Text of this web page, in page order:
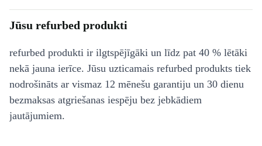
Jūsu refurbed produkti
refurbed produkti ir ilgtspējīgāki un līdz pat 40 % lētāki
nekā jauna ierīce. Jūsu uzticamais refurbed produkts tiek
nodrošināts ar vismaz 12 mēnešu garantiju un 30 dienu
bezmaksas atgriešanas iespēju bez jebkādiem
jautājumiem.